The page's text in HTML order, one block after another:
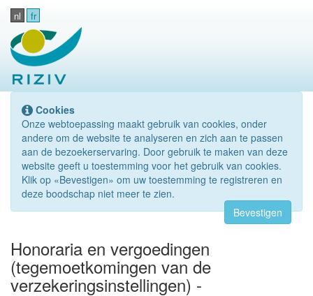
nl fr
Cookies
Onze webtoepassing maakt gebruik van cookies, onder
andere om de website te analyseren en zich aan te passen
aan de bezoekerservaring. Door gebruik te maken van deze
website geeft u toestemming voor het gebruik van cookies.
Klik op «Bevestigen» om uw toestemming te registreren en
deze boodschap niet meer te zien.
Bevestigen
Honoraria en vergoedingen
(tegemoetkomingen van de
verzekeringsinstellingen) -